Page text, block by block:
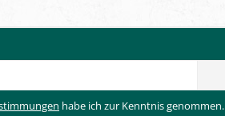
habe ich zur Kenntnis genommen.